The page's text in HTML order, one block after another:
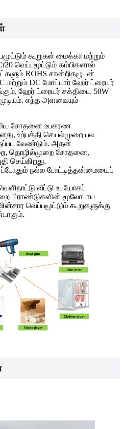
கூறுகள் மைக்கா மற்றும்
வெப்பமூட்டும் கம்பிகளால்
ROHS சான்றிதழுடன்
DC மோட்டார் ஹேர் ட்ரையர்
ஹேர் ட்ரையர் சக்தியை 50W
எந்த அளவையும்
சோதனை உபகரண
உற்பத்தி செயல்முறை பல
வேண்டும். அதன்
தொழில்முறை சோதனை,
செய்கிறது.
நல்ல போட்டித்தன்மையைப்
வீட்டு உபயோகப்
பிராண்டுகளின் மூலோபாய
வெப்பமூட்டும் கூறுகளுக்கு